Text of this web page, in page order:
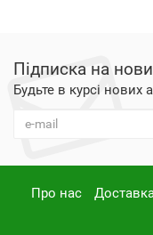
Підписка на
Будьте в курсі нових
Про нас